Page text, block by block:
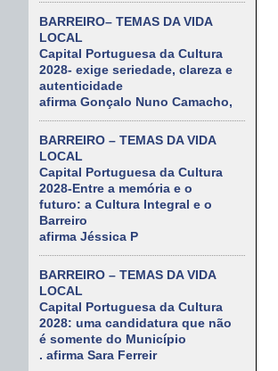
BARREIRO– TEMAS DA VIDA
LOCAL
Capital Portuguesa da Cultura
2028- exige seriedade, clareza e
autenticidade
afirma Gonçalo Nuno Camacho,
BARREIRO – TEMAS DA VIDA
LOCAL
Capital Portuguesa da Cultura
2028-Entre a memória e o
futuro: a Cultura Integral e o
Barreiro
afirma Jéssica P
BARREIRO – TEMAS DA VIDA
LOCAL
Capital Portuguesa da Cultura
2028: uma candidatura que não
é somente do Município
. afirma Sara Ferreir